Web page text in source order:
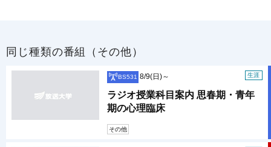
同じ種類の番組（その他）
BS531 生涯
8/9(日)～
ラジオ授業科目案内 思春期・青年
期の心理臨床
その他